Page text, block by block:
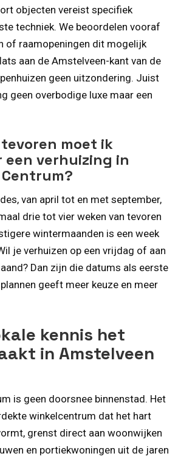
objecten vereist specifiek
techniek. We beoordelen vooraf
of raamopeningen dit mogelijk
aan de Amstelveen-kant van de
geen uitzondering. Juist
geen overbodige luxe maar een
tevoren moet ik
een verhuizing in
van april tot en met september,
drie tot vier weken van tevoren
wintermaanden is een week
je verhuizen op een vrijdag of aan
Dan zijn die datums als eerste
geeft meer keuze en meer
kennis het
in Amstelveen
is geen doorsnee binnenstad. Het
winkelcentrum dat het hart
grenst direct aan woonwijken
en portiekwoningen uit de jaren